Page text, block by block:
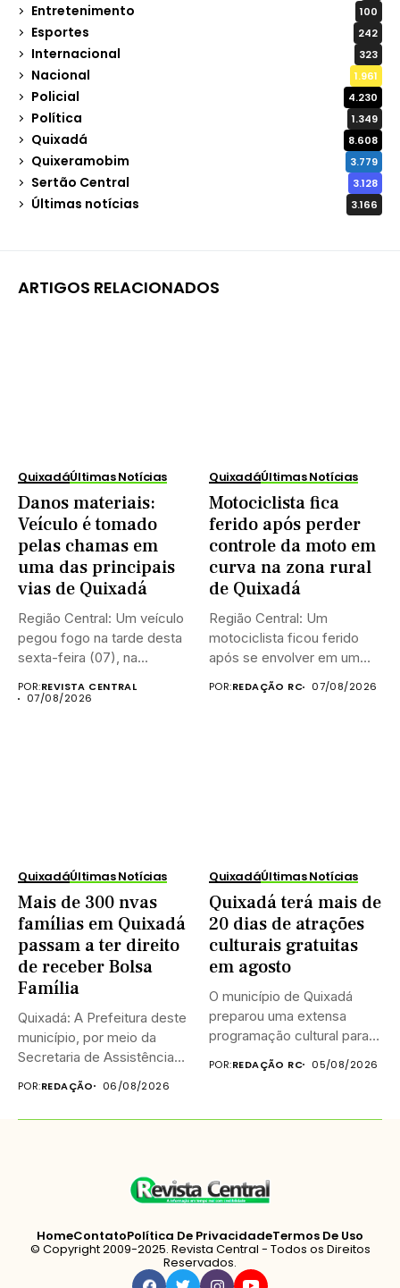
Entretenimento 100
Esportes 242
Internacional 323
Nacional 1.961
Policial 4.230
Política 1.349
Quixadá 8.608
Quixeramobim 3.779
Sertão Central 3.128
Últimas notícias 3.166
ARTIGOS RELACIONADOS
QuixadáÚltimas Notícias
Danos materiais:
Veículo é tomado
pelas chamas em
uma das principais
vias de Quixadá
Região Central: Um veículo
pegou fogo na tarde desta
sexta-feira (07), na...
POR:REVISTA CENTRAL
07/08/2026
QuixadáÚltimas Notícias
Motociclista fica
ferido após perder
controle da moto em
curva na zona rural
de Quixadá
Região Central: Um
motociclista ficou ferido
após se envolver em um
acidente...
POR:REDAÇÃO RC 07/08/2026
QuixadáÚltimas Notícias
Mais de 300 nvas
famílias em Quixadá
passam a ter direito
de receber Bolsa
Família
Quixadá: A Prefeitura deste
município, por meio da
Secretaria de Assistência
POR:REDAÇÃO 06/08/2026
QuixadáÚltimas Notícias
Quixadá terá mais de
20 dias de atrações
culturais gratuitas
em agosto
O município de Quixadá
preparou uma extensa
programação cultural para
celebrar o...
POR:REDAÇÃO RC 05/08/2026
HomeContatoPolítica De PrivacidadeTermos De Uso
© Copyright 2009-2025. Revista Central - Todos os Direitos
Reservados.